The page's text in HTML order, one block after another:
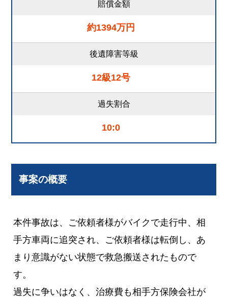
賠償金額
約1394万円
後遺障害等級
12級12号
過失割合
10:0
事案の概要
本件事故は、ご依頼者様がバイクで走行中、相
手方車両に追突され、ご依頼者様は転倒し、あ
まり意識がない状態で救急搬送されたもので
す。
過失に争いはなく、治療費も相手方保険会社が